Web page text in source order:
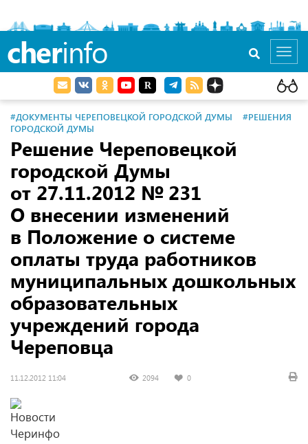
cherinfo
#ДОКУМЕНТЫ ЧЕРЕПОВЕЦКОЙ ГОРОДСКОЙ ДУМЫ
#РЕШЕНИЯ
ГОРОДСКОЙ ДУМЫ
Решение Череповецкой
городской Думы
от 27.11.2012 № 231
О внесении изменений
в Положение о системе
оплаты труда работников
муниципальных дошкольных
образовательных
учреждений города
Череповца
11.12.2012 11:04 2094 0